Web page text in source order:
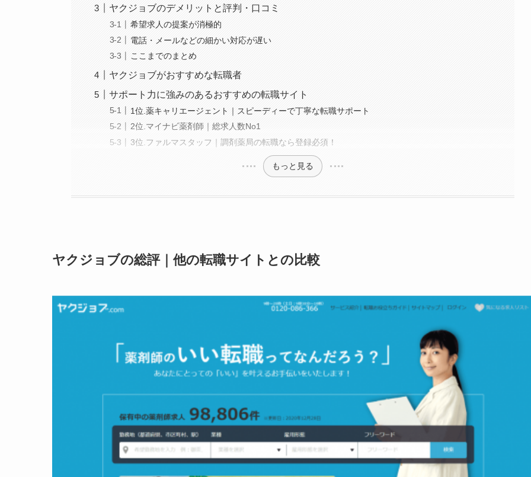
ヤクジョブのデメリットと評判・口コミ
希望求人の提案が消極的
電話・メールなどの細かい対応が遅い
ここまでのまとめ
ヤクジョブがおすすめな転職者
サポート力に強みのあるおすすめの転職サイト
1位.薬キャリエージェント｜スピーディーで丁寧な転職サポート
2位.マイナビ薬剤師｜総求人数No1
3位.ファルマスタッフ｜調剤薬局の転職なら登録必須！
もっと見る
ヤクジョブの総評｜他の転職サイトとの比較